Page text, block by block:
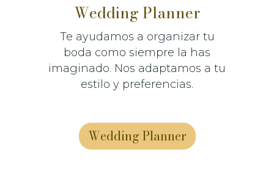
Wedding Planner
Te ayudamos a organizar tu
boda como siempre la has
imaginado. Nos adaptamos a tu
estilo y preferencias.
Wedding Planner